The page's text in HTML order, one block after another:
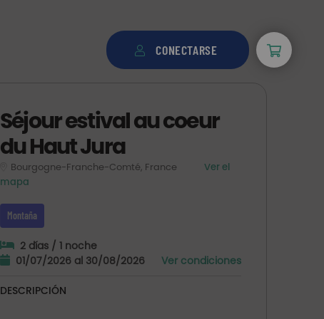
CONECTARSE
Séjour estival au coeur
du Haut Jura
Bourgogne-Franche-Comté, France
Ver el
mapa
Montaña
2 días / 1 noche
01/07/2026 al 30/08/2026
Ver condiciones
DESCRIPCIÓN